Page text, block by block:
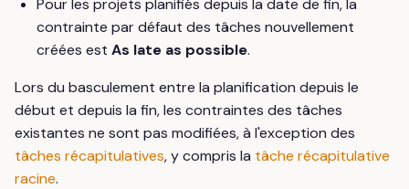
contrainte par défaut des tâches nouvellement
créées est As late as possible.
Lors du basculement entre la planification depuis le
début et depuis la fin, les contraintes des tâches
existantes ne sont pas modifiées, à l'exception des
tâches récapitulatives, y compris la tâche récapitulative
racine.